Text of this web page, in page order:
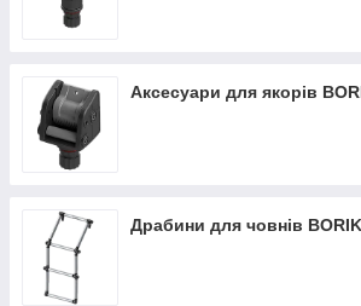
Аксесуари для якорів
Драбини для човнів